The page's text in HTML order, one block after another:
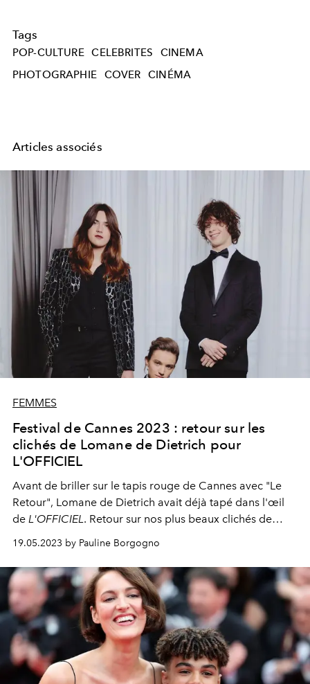
Tags
POP-CULTURE CELEBRITES
CINEMA
PHOTOGRAPHIE
COVER CINÉMA
Articles associés
FEMMES
Festival de Cannes 2023 : retour sur les
clichés de Lomane de Dietrich pour
L'OFFICIEL
Avant de briller sur le tapis rouge de Cannes avec "Le
Retour", Lomane de Dietrich avait déjà tapé dans l'œil
de L'OFFICIEL. Retour sur nos plus beaux clichés de
19.05.2023 by Pauline Borgogno